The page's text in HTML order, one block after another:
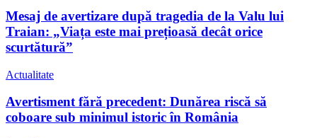
Mesaj de avertizare după tragedia de la Valu lui
Traian: „Viața este mai prețioasă decât orice
scurtătură”
Actualitate
Avertisment fără precedent: Dunărea riscă să
coboare sub minimul istoric în România